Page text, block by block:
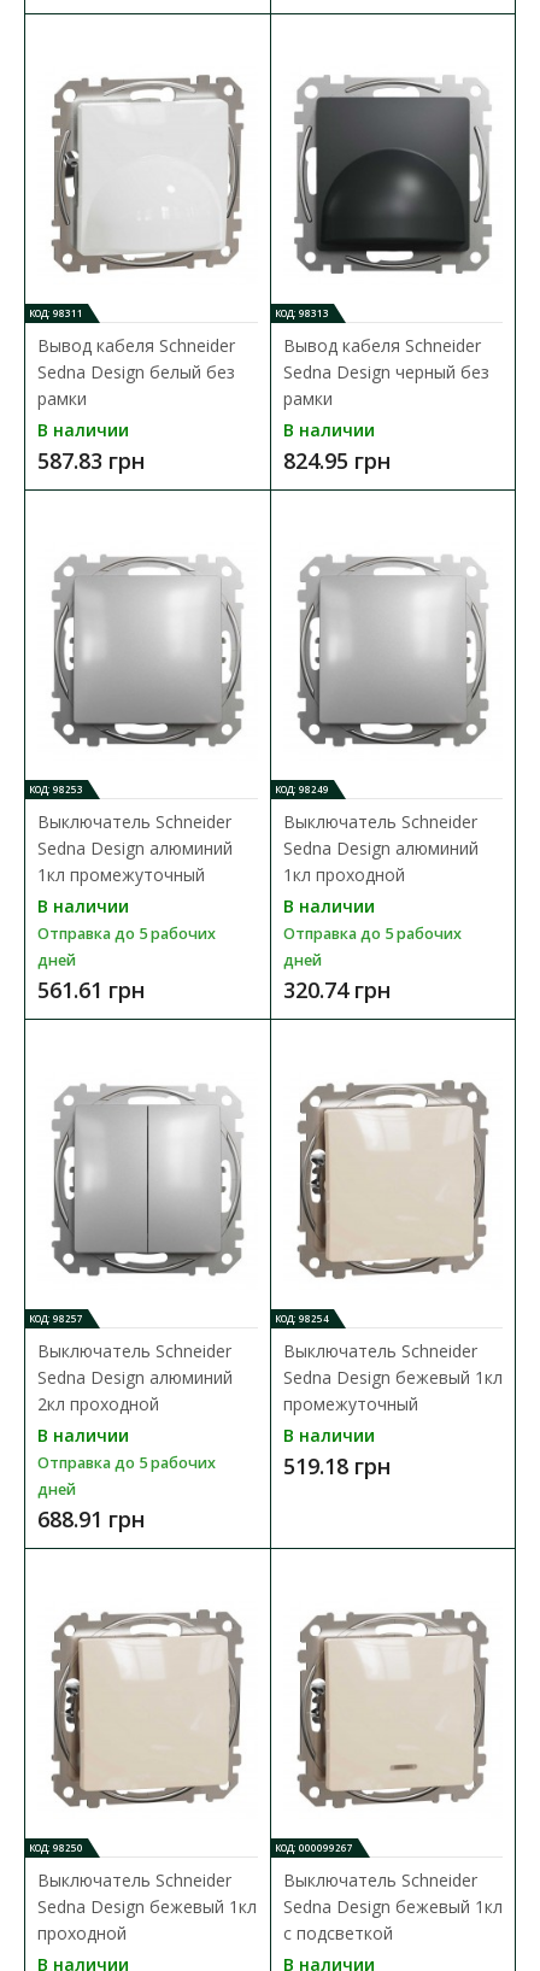
Выключатель Schneider Sedna Design белый 1кл
без рамки
Доступность: В наличии
Выключатель Schneider Electric Sedna Design —это механизм с
суппортом белого цвета. Выключатель одно..
197.82 грн
В КОРЗИНУ
В сравнения
В закладки
Выключатель Schneider Sedna Design белый 2кл
Выключатель Schneider Electric Sedna Design —это механизм с
суппортом белого цвета. Выключатель одно..
310.76 грн
В сравнения
В закладки
Розетка Schneider Sedna Design белая 1-я с
КОД: 98311
Вывод кабеля Schneider
Sedna Design белый без
рамки
В наличии
587.83 грн
КОД: 98313
Вывод кабеля Schneider
Sedna Design черный без
рамки
В наличии
824.95 грн
КОД: 98253
Выключатель Schneider
Sedna Design алюминий
1кл промежуточный
В наличии
Отправка до 5 рабочих
дней
561.61 грн
КОД: 98249
Выключатель Schneider
Sedna Design алюминий
1кл проходной
В наличии
Отправка до 5 рабочих
дней
320.74 грн
КОД: 98257
Выключатель Schneider
Sedna Design алюминий
2кл проходной
В наличии
Отправка до 5 рабочих
дней
688.91 грн
КОД: 98254
Выключатель Schneider
Sedna Design бежевый 1кл
промежуточный
В наличии
519.18 грн
КОД: 98250
Выключатель Schneider
Sedna Design бежевый 1кл
проходной
В наличии
КОД: 000099267
Выключатель Schneider
Sedna Design бежевый 1кл
с подсветкой
В наличии